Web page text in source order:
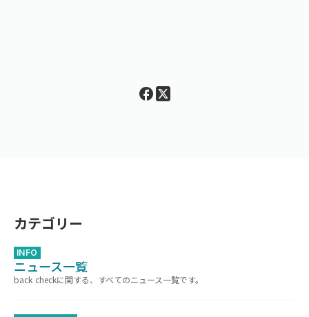
カテゴリー
INFO
ニュース一覧
back checkに関する、すべてのニュース一覧です。